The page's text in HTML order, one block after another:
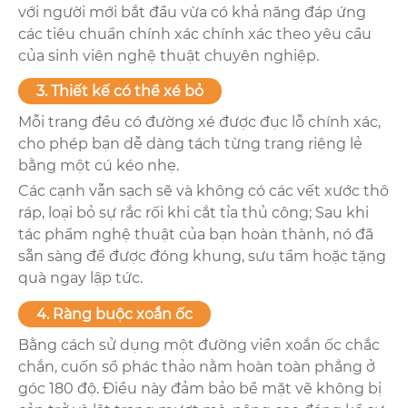
với người mới bắt đầu vừa có khả năng đáp ứng
các tiêu chuẩn chính xác chính xác theo yêu cầu
của sinh viên nghệ thuật chuyên nghiệp.
3. Thiết kế có thể xé bỏ
Mỗi trang đều có đường xé được đục lỗ chính xác,
cho phép bạn dễ dàng tách từng trang riêng lẻ
bằng một cú kéo nhẹ.
Các cạnh vẫn sạch sẽ và không có các vết xước thô
ráp, loại bỏ sự rắc rối khi cắt tỉa thủ công; Sau khi
tác phẩm nghệ thuật của bạn hoàn thành, nó đã
sẵn sàng để được đóng khung, sưu tầm hoặc tặng
quà ngay lập tức.
4. Ràng buộc xoắn ốc
Bằng cách sử dụng một đường viền xoắn ốc chắc
chắn, cuốn sổ phác thảo nằm hoàn toàn phẳng ở
góc 180 độ. Điều này đảm bảo bề mặt vẽ không bị